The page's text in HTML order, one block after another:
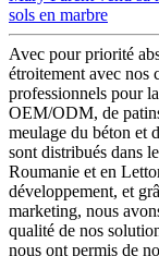
sols en marbre
Avec pour priorité
étroitement avec nos
professionnels pour
OEM/ODM, de
meulage du béton et
sont distribués dans
Roumanie et en
développement, et
marketing, nous
qualité de nos
nous ont permis de